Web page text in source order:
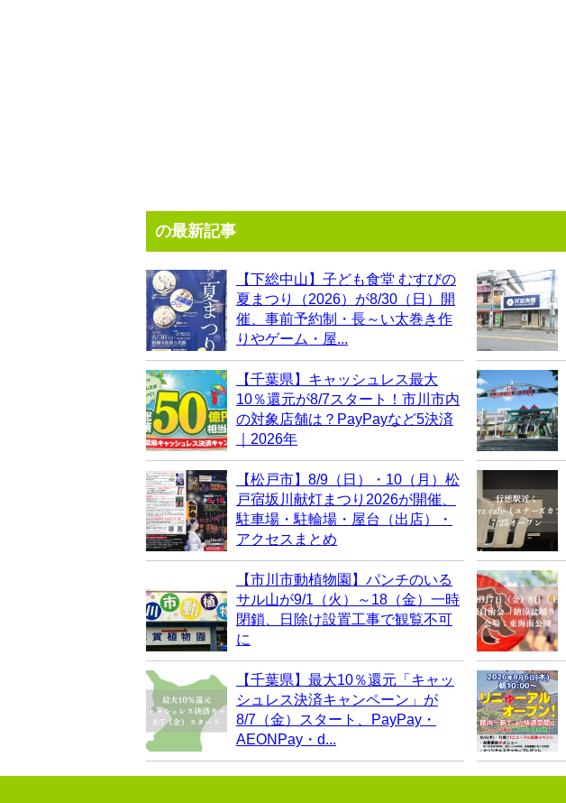
の最新記事
【下総中山】子ども食堂 むすびの
夏まつり（2026）が8/30（日）開
催、事前予約制・長～い太巻き作
りやゲーム・屋...
【千葉県】キャッシュレス最大
10％還元が8/7スタート！市川市内
の対象店舗は？PayPayなど5決済
｜2026年
【松戸市】8/9（日）・10（月）松
戸宿坂川献灯まつり2026が開催、
駐車場・駐輪場・屋台（出店）・
アクセスまとめ
【市川市動植物園】パンチのいる
サル山が9/1（火）～18（金）一時
閉鎖、日除け設置工事で観覧不可
に
【千葉県】最大10％還元「キャッ
シュレス決済キャンペーン」が
8/7（金）スタート、PayPay・
AEONPay・d...